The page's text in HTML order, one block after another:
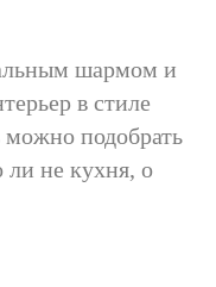
шармом и
в стиле
можно подобрать
ли не кухня, о